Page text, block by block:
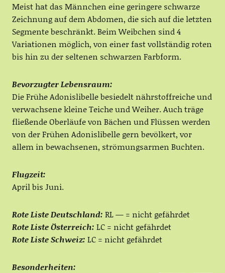
Meist hat das Männchen eine geringere schwarze
Zeichnung auf dem Abdomen, die sich auf die letzten
Segmente beschränkt. Beim Weibchen sind 4
Variationen möglich, von einer fast vollständig roten
bis hin zu der seltenen schwarzen Farbform.
Bevorzugter Lebensraum:
Die Frühe Adonislibelle besiedelt nährstoffreiche und
verwachsene kleine Teiche und Weiher. Auch träge
fließende Oberläufe von Bächen und Flüssen werden
von der Frühen Adonislibelle gern bevölkert, vor
allem in bewachsenen, strömungsarmen Buchten.
Flugzeit:
April bis Juni.
Rote Liste Deutschland: RL — = nicht gefährdet
Rote Liste Österreich: LC = nicht gefährdet
Rote Liste Schweiz: LC = nicht gefährdet
Besonderheiten: